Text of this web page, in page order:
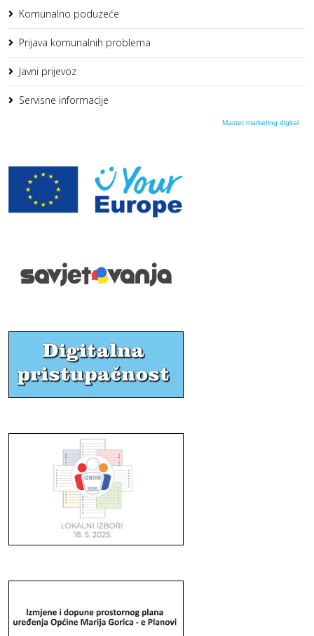
Komunalno poduzeće
Prijava komunalnih problema
Javni prijevoz
Servisne informacije
Master marketing digital